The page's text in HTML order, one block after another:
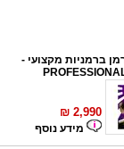
2,990
מידע נוסף